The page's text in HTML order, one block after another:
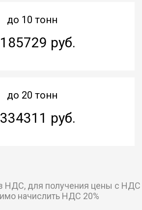
до 10 тонн
руб.
до 20 тонн
руб.
НДС, для получения цены с НДС
начислить НДС 20%